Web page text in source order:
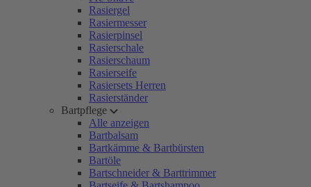
Rasiergel
Rasiermesser
Rasierpinsel
Rasierschale
Rasierschaum
Rasierseife
Rasiersets Herren
Rasierständer
Bartpflege
Alle anzeigen
Bartbalsam
Bartkämme & Bartbürsten
Bartöle
Bartschneider & Barttrimmer